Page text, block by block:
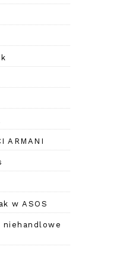
ARMANI
w ASOS